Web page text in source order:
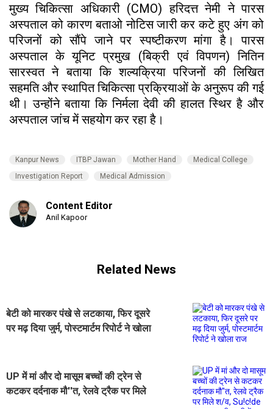
मुख्य चिकित्सा अधिकारी (CMO) हरिदत्त नेमी ने पारस
अस्पताल को कारण बताओ नोटिस जारी कर कटे हुए अंग को
परिजनों को सौंपे जाने पर स्पष्टीकरण मांगा है। पारस
अस्पताल के यूनिट प्रमुख (बिक्री एवं विपणन) नितिन
सारस्वत ने बताया कि शल्यक्रिया परिजनों की लिखित
सहमति और स्थापित चिकित्सा प्रक्रियाओं के अनुरूप की गई
थी। उन्होंने बताया कि निर्मला देवी की हालत स्थिर है और
अस्पताल जांच में सहयोग कर रहा है।
Kanpur News ITBP Jawan Mother Hand
Medical College
Investigation Report
Medical Admission
Content Editor
Anil Kapoor
Related News
बेटी को मारकर पंखे से लटकाया, फिर दूसरे
पर मढ़ दिया जुर्म, पोस्टमार्टम रिपोर्ट ने खोला
UP में मां और दो मासूम बच्चों की ट्रेन से
कटकर दर्दनाक मौ''त, रेलवे ट्रैक पर मिले